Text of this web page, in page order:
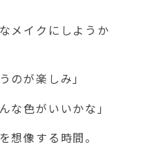
メイクにしようか
のが楽しみ」
な色がいいかな」
想像する時間。